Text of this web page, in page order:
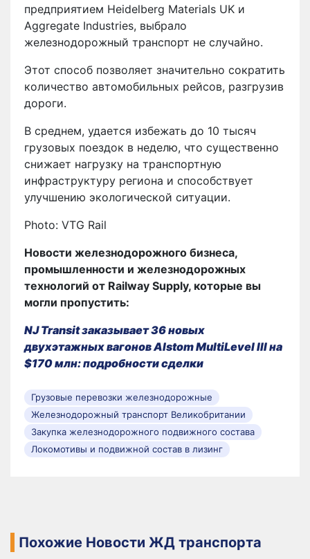
предприятием Heidelberg Materials UK и
Aggregate Industries, выбрало
железнодорожный транспорт не случайно.
Этот способ позволяет значительно сократить
количество автомобильных рейсов, разгрузив
дороги.
В среднем, удается избежать до 10 тысяч
грузовых поездок в неделю, что существенно
снижает нагрузку на транспортную
инфраструктуру региона и способствует
улучшению экологической ситуации.
Photo: VTG Rail
Новости железнодорожного бизнеса,
промышленности и железнодорожных
технологий от Railway Supply, которые вы
могли пропустить:
NJ Transit заказывает 36 новых
двухэтажных вагонов Alstom MultiLevel III на
$170 млн: подробности сделки
Грузовые перевозки железнодорожные
Железнодорожный транспорт Великобритании
Закупка железнодорожного подвижного состава
Локомотивы и подвижной состав в лизинг
Похожие Новости ЖД транспорта